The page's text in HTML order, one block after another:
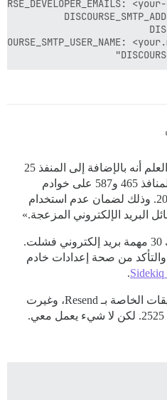
تقول شركة الاستضافة: «يرجى العلم أنه بالإضافة إلى المنفذ 25
الذي تم حظره سابقًا، تم حظر المنافذ 465 و587 على خوادم
Droplets اعتبارًا من 6 مارس 2025. وذلك لضمان عدم استخدام
وأرى داخل لوحة الإدارة أن هناك 30 مهمة بريد إلكتروني فشلت.
يرجى التحقق من ملف app.yml والتأكد من صحة إعدادات خادم
.
أعدت إنشاء واجهة برمجة التطبيقات الخاصة بـ Resend، وغيرت